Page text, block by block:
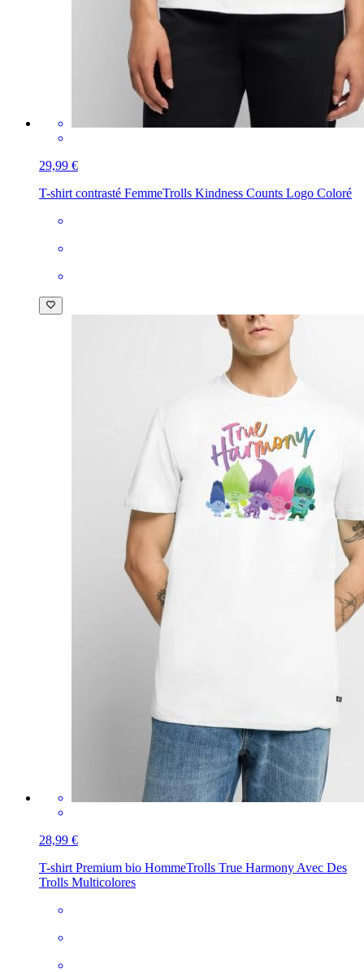
29,99 €
T-shirt contrasté FemmeTrolls Kindness Counts Logo Coloré
28,99 €
T-shirt Premium bio HommeTrolls True Harmony Avec Des
Trolls Multicolores